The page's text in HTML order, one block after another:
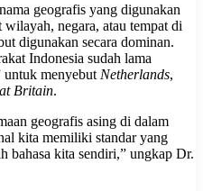
geografis yang digunakan
negara, atau tempat di
digunakan secara dominan.
Indonesia sudah lama
untuk menyebut Netherlands,
Britain.
geografis asing di dalam
kita memiliki standar yang
bahasa kita sendiri,” ungkap Dr.